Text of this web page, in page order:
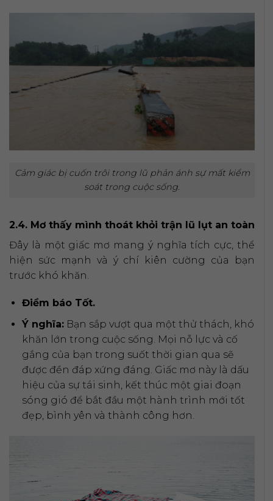
Cảm giác bị cuốn trôi trong lũ phản ánh sự mất kiểm
soát trong cuộc sống.
2.4. Mơ thấy mình thoát khỏi trận lũ lụt an toàn
Đây là một giấc mơ mang ý nghĩa tích cực, thể
hiện sức mạnh và ý chí kiên cường của bạn
trước khó khăn.
Điềm báo Tốt.
Ý nghĩa:Bạn sắp vượt qua một thử thách, khó
khăn lớn trong cuộc sống. Mọi nỗ lực và cố
gắng của bạn trong suốt thời gian qua sẽ
được đền đáp xứng đáng. Giấc mơ này là dấu
hiệu của sự tái sinh, kết thúc một giai đoạn
sóng gió để bắt đầu một hành trình mới tốt
đẹp, bình yên và thành công hơn.